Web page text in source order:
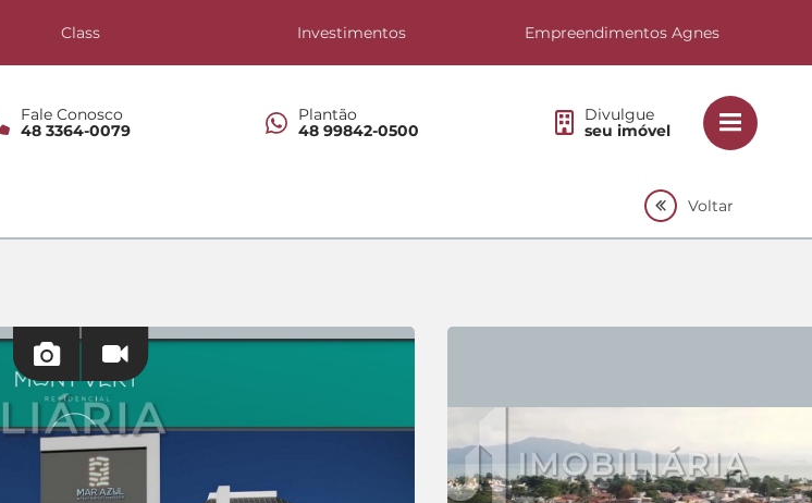
Class Investimentos Empreendimentos Agnes
Fale Conosco
48 3364-0079
Plantão
48 99842-0500
Divulgue
seu imóvel
Voltar